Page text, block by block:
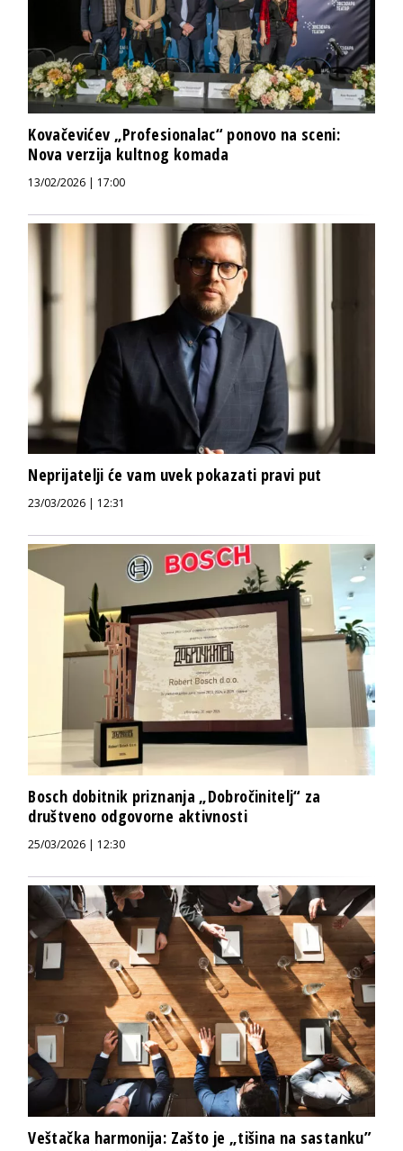
Kovačevićev „Profesionalac“ ponovo na sceni:
Nova verzija kultnog komada
13/02/2026 | 17:00
Neprijatelji će vam uvek pokazati pravi put
23/03/2026 | 12:31
Bosch dobitnik priznanja „Dobročinitelj“ za
društveno odgovorne aktivnosti
25/03/2026 | 12:30
Veštačka harmonija: Zašto je „tišina na sastanku”